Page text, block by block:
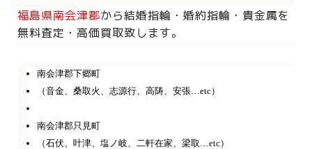
福島県南会津郡から結婚指輪・婚約指輪・貴金属を
無料査定・高価買取致します。
南会津郡下郷町
（音金、桑取火、志源行、高陦、安張…etc）
南会津郡只見町
（石伏、叶津、塩ノ岐、二軒在家、梁取…etc）